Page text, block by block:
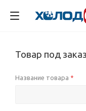
Товар под заказ
Название товара *